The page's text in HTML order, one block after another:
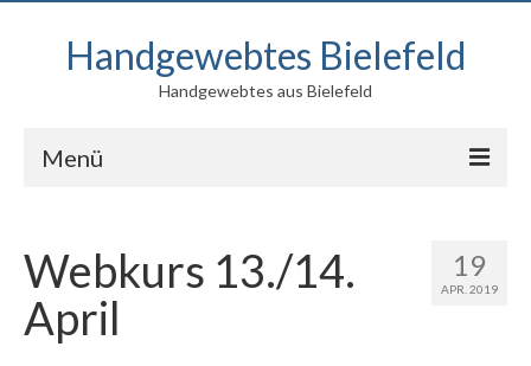
Handgewebtes Bielefeld
Handgewebtes aus Bielefeld
Menü
Produkte
Kontakt
19
APR. 2019
Webkurs 13./14.
April